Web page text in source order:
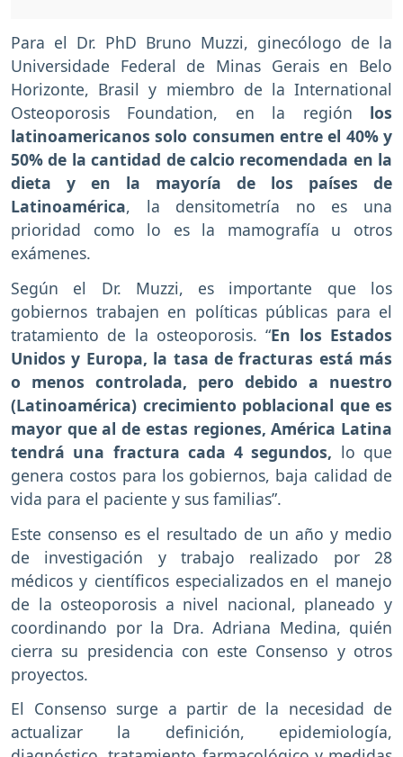
Para el Dr. PhD Bruno Muzzi, ginecólogo de la
Universidade Federal de Minas Gerais en Belo
Horizonte, Brasil y miembro de la International
Osteoporosis Foundation, en la región los
latinoamericanos solo consumen entre el 40% y
50% de la cantidad de calcio recomendada en la
dieta y en la mayoría de los países de
Latinoamérica, la densitometría no es una
prioridad como lo es la mamografía u otros
exámenes.
Según el Dr. Muzzi, es importante que los
gobiernos trabajen en políticas públicas para el
tratamiento de la osteoporosis. “En los Estados
Unidos y Europa, la tasa de fracturas está más
o menos controlada, pero debido a nuestro
(Latinoamérica) crecimiento poblacional que es
mayor que al de estas regiones, América Latina
tendrá una fractura cada 4 segundos, lo que
genera costos para los gobiernos, baja calidad de
vida para el paciente y sus familias”.
Este consenso es el resultado de un año y medio
de investigación y trabajo realizado por 28
médicos y científicos especializados en el manejo
de la osteoporosis a nivel nacional, planeado y
coordinando por la Dra. Adriana Medina, quién
cierra su presidencia con este Consenso y otros
proyectos.
El Consenso surge a partir de la necesidad de
actualizar la definición, epidemiología,